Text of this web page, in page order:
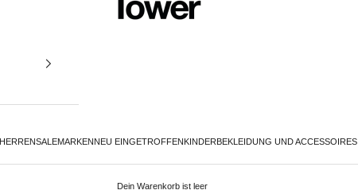
HERRENSALEMARKEN NEU EINGETROFFEN KINDER BEKLEIDUNG UND ACCESSOIRES
Dein Warenkorb ist leer